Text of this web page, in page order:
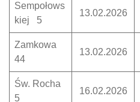
Sempołows
kiej 5
13.02.2026
Zamkowa
44
13.02.2026
Św. Rocha
5
16.02.2026